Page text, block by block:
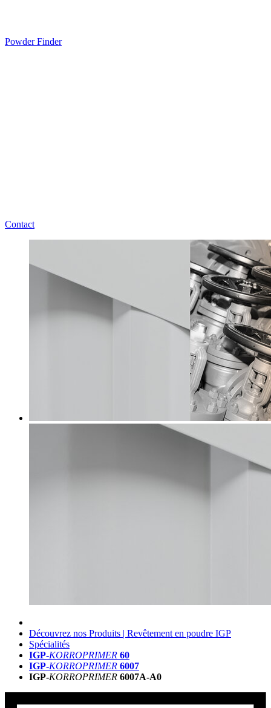
Powder Finder
Contact
Découvrez nos Produits | Revêtement en poudre IGP
Spécialités
IGP-KORROPRIMER 60
IGP-KORROPRIMER 6007
IGP-KORROPRIMER 6007A-A0